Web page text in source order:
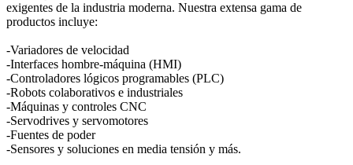
exigentes de la industria moderna. Nuestra extensa gama de
productos incluye:
-Variadores de velocidad
-Interfaces hombre-máquina (HMI)
-Controladores lógicos programables (PLC)
-Robots colaborativos e industriales
-Máquinas y controles CNC
-Servodrives y servomotores
-Fuentes de poder
-Sensores y soluciones en media tensión y más.